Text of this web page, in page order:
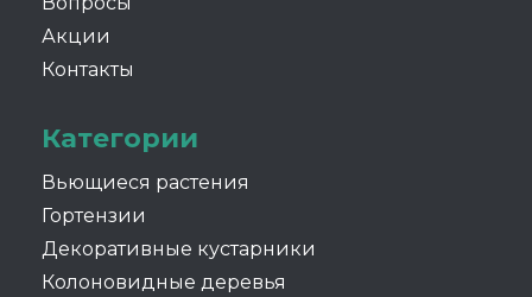
Акции
Контакты
Категории
Вьющиеся растения
Гортензии
Декоративные кустарники
Колоновидные деревья